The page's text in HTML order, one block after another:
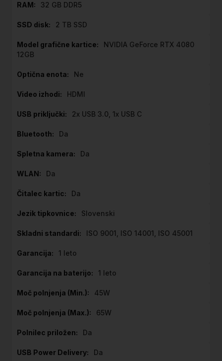
32 GB DDR5
2 TB SSD
NVIDIA GeForce RTX 4080
12GB
Ne
HDMI
2x USB 3.0, 1x USB C
Da
Da
Da
Da
Slovenski
ISO 9001, ISO 14001, ISO 45001
1 leto
1 leto
45W
65W
Da
Da